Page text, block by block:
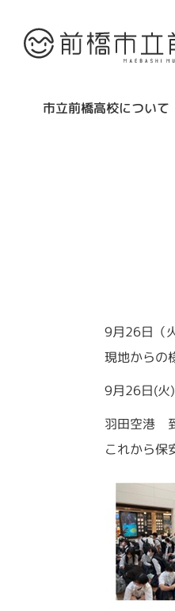
市立前橋高校について
9月26日（
現地からの
9月26日(
羽田空港
これから保